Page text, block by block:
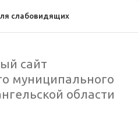
слабовидящих
сайт
муниципального
области